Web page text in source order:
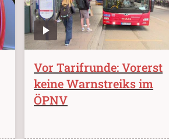
Vor Tarifrunde: Vorerst
keine Warnstreiks im
ÖPNV